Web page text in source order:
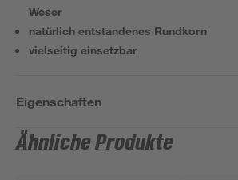
Weser
natürlich entstandenes Rundkorn
vielseitig einsetzbar
Eigenschaften
Ähnliche Produkte